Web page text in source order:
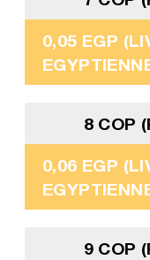
0,05 EGP
8 COP
0,06 EGP
9 COP